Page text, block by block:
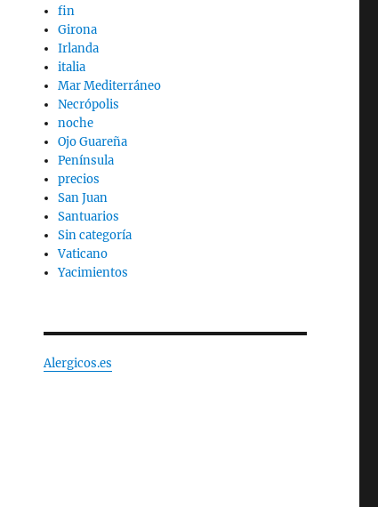
fin
Girona
Irlanda
italia
Mar Mediterráneo
Necrópolis
noche
Ojo Guareña
Península
precios
San Juan
Santuarios
Sin categoría
Vaticano
Yacimientos
Alergicos.es